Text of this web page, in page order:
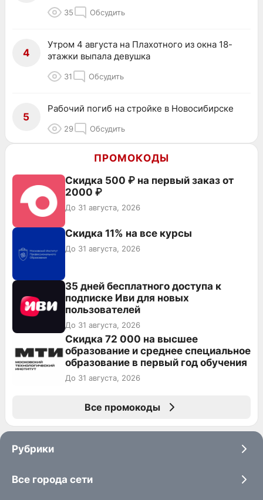
35 Обсудить
4
Утром 4 августа на Плахотного из окна 18-
этажки выпала девушка
31 Обсудить
5
Рабочий погиб на стройке в Новосибирске
29 Обсудить
ПРОМОКОДЫ
Скидка 500 ₽ на первый заказ от
2000 ₽
До 31 августа, 2026
Скидка 11% на все курсы
До 31 августа, 2026
35 дней бесплатного доступа к
подписке Иви для новых
пользователей
До 31 августа, 2026
Скидка 72 000 на высшее
образование и среднее специальное
образование в первый год обучения
До 31 августа, 2026
Все промокоды
Рубрики
Все города сети